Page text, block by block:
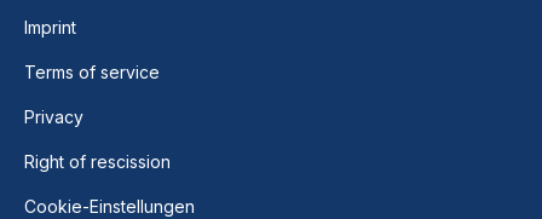
Imprint
Terms of service
Privacy
Right of rescission
Cookie-Einstellungen